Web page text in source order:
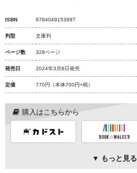
ISBN 9784049153897
判型 文庫判
ページ数 328ページ
発売日 2024年3月8日発売
定価 770円 （本体700円+税）
購入はこちらから
▼ もっと見る